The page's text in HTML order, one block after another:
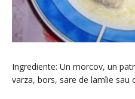
Ingrediente: Un morcov, un
varza, bors, sare de lamîie sau